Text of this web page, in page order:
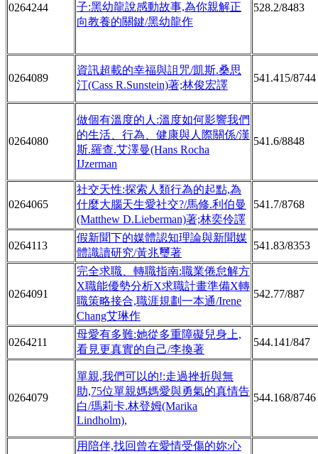
0264244
子:黑幼龍說感動故事,為你親解正
向教養的關鍵/黑幼龍作
528.2/8483
0264089
資訊超載的幸福與詛咒/凱斯.桑思
汀(Cass R.Sunstein)著;林俊宏譯
541.415/8744
0264080
做個有溫度的人:溫度如何影響我們
的生活、行為、健康與人際關係/漢
斯.羅查.艾澤曼(Hans Rocha
IJzerman
541.6/8848
0264065
社交天性:探索人類行為的起點,為
什麼大腦天生愛社交?/馬修.利伯曼
(Matthew D.Lieberman)著;林奕伶譯
541.7/8768
0264113
假新聞下的媒體認知理論與新聞媒
體識讀研究/黃兆璽著
541.83/8353
0264091
完全求職、轉職指南:職業倦怠解方
X職能優勢分析X求職計畫準備X轉
職策略接合,職涯規劃一本通/Irene
Chang艾琳作
542.77/887
0264211
母愛有多難:她從多重障礙兒身上,
看見更真實的自己/李換著
544.141/847
0264079
單親,我們可以的!:走過挫折與無
助,75位單親媽媽愛與勇氣的真情告
白/瑪莉卡.林登姆(Marika
Lindholm),
544.168/8746
用陪伴,找回曾在愛情受傷的妳:心